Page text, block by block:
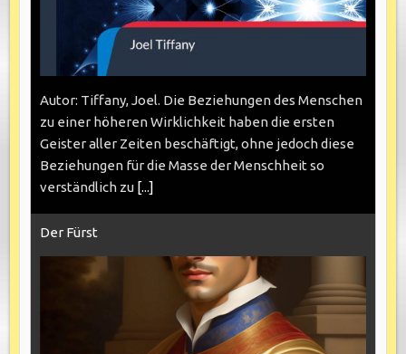
Autor: Tiffany, Joel. Die Beziehungen des Menschen
zu einer höheren Wirklichkeit haben die ersten
Geister aller Zeiten beschäftigt, ohne jedoch diese
Beziehungen für die Masse der Menschheit so
verständlich zu [...]
Der Fürst